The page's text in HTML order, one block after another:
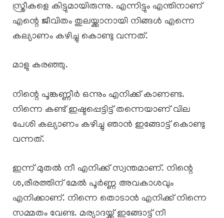
സ്ത്രീകളെ കിട്ടുമായിരുന്നു. എന്നിട്ടും എന്തിനാണ്
എന്റെ ജീവിതം തുലയ്ക്കാനായി നിങ്ങൾ എന്നെ
കല്യാണം കഴിച്ചു കൊണ്ടു വന്നത്.
മാളു കരഞ്ഞു.
നിന്റെ പൂങ്കണ്ണീർ ഒന്നും എനിക്ക് കാണണ്ട.
നിന്നെ കണ്ട് ഇഷ്ടപ്പെട്ടിട്ട് തന്നെയാണ് വില
പേശി കല്യാണം കഴിച്ചു ഞാൻ ഇങ്ങോട്ട് കൊണ്ടു
വന്നത്.
ഇന്ന് മുതൽ നീ എനിക്ക് സ്വന്തമാണ്. നിന്റെ
ശ,രീരത്തിന് മേൽ പൂർണ്ണ അവകാശവും
എനിക്കാണ്. നിന്നെ തൊടാൻ എനിക്ക് നിന്നെ
സമ്മതം വേണ്ട. മര്യാദയ്ക്ക് ഇങ്ങോട്ട് നീ